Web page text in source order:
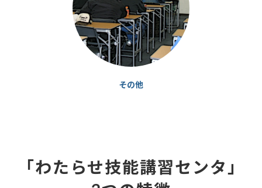
その他
「わたらせ技能講習センタ」